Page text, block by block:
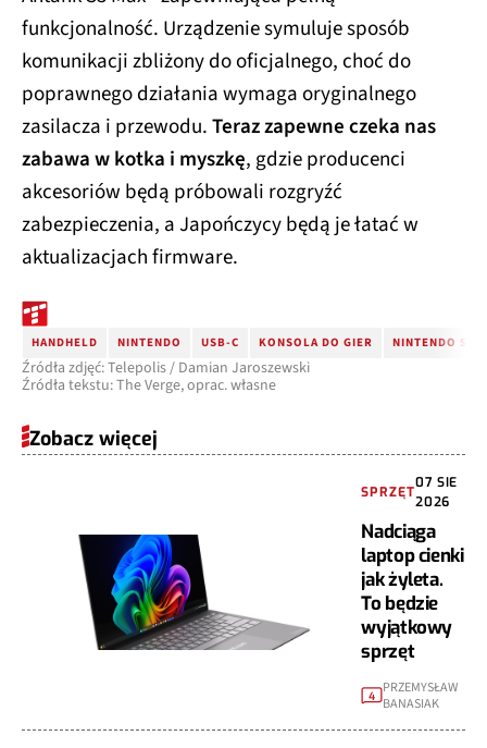
funkcjonalność. Urządzenie symuluje sposób
komunikacji zbliżony do oficjalnego, choć do
poprawnego działania wymaga oryginalnego
zasilacza i przewodu.Teraz zapewne czeka nas
zabawa w kotka i myszkę, gdzie producenci
akcesoriów będą próbowali rozgryźć
zabezpieczenia, a Japończycy będą je łatać w
aktualizacjach firmware.
HANDHELD NINTENDO USB-C KONSOLA DO GIER NINTENDO
Źródła zdjęć: Telepolis / Damian Jaroszewski
Źródła tekstu: The Verge, oprac. własne
Zobacz więcej
SPRZĘT
07 SIE
2026
Nadciąga
laptop cienki
jak żyleta.
To będzie
wyjątkowy
sprzęt
4
PRZEMYSŁAW
BANASIAK